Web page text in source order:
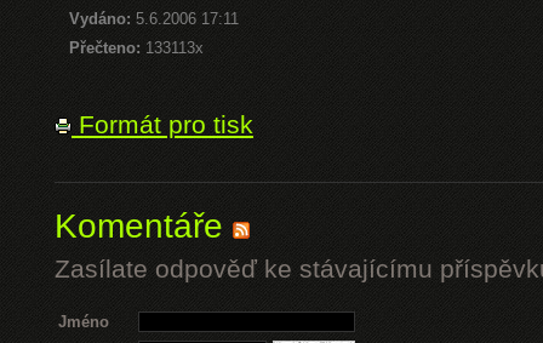
Vydáno: 5.6.2006 17:11
Přečteno: 133113x
Formát pro tisk
Komentáře
Zasílate odpověď ke stávajícímu
Jméno